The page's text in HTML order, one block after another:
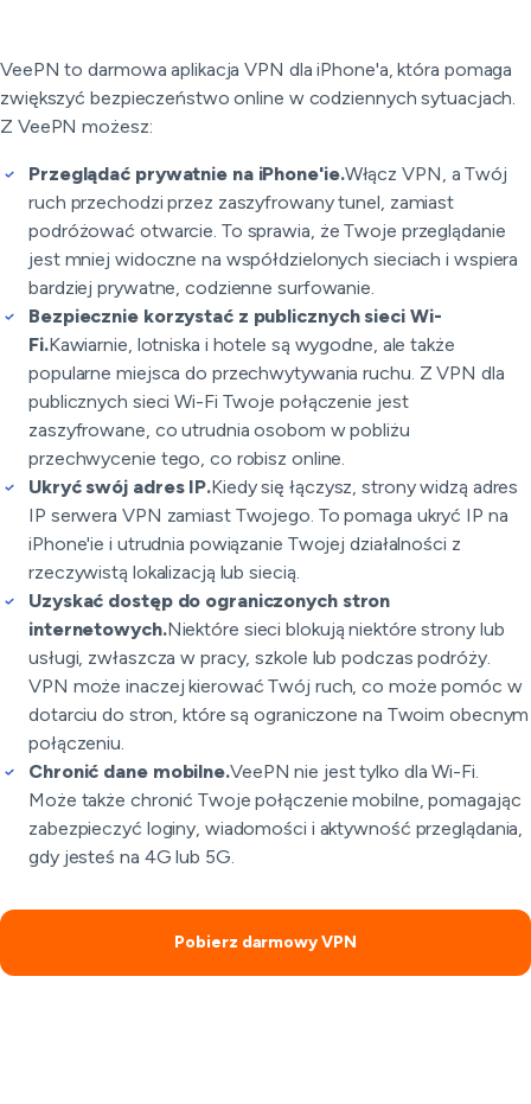
VeePN to darmowa aplikacja VPN dla iPhone'a, która pomaga
zwiększyć bezpieczeństwo online w codziennych sytuacjach.
Z VeePN możesz:
Przeglądać prywatnie na iPhone'ie.Włącz VPN, a Twój
ruch przechodzi przez zaszyfrowany tunel, zamiast
podróżować otwarcie. To sprawia, że Twoje przeglądanie
jest mniej widoczne na współdzielonych sieciach i wspiera
bardziej prywatne, codzienne surfowanie.
Bezpiecznie korzystać z publicznych sieci Wi-
Fi.Kawiarnie, lotniska i hotele są wygodne, ale także
popularne miejsca do przechwytywania ruchu. Z VPN dla
publicznych sieci Wi-Fi Twoje połączenie jest
zaszyfrowane, co utrudnia osobom w pobliżu
przechwycenie tego, co robisz online.
Ukryć swój adres IP.Kiedy się łączysz, strony widzą adres
IP serwera VPN zamiast Twojego. To pomaga ukryć IP na
iPhone'ie i utrudnia powiązanie Twojej działalności z
rzeczywistą lokalizacją lub siecią.
Uzyskać dostęp do ograniczonych stron
internetowych.Niektóre sieci blokują niektóre strony lub
usługi, zwłaszcza w pracy, szkole lub podczas podróży.
VPN może inaczej kierować Twój ruch, co może pomóc w
dotarciu do stron, które są ograniczone na Twoim obecnym
połączeniu.
Chronić dane mobilne.VeePN nie jest tylko dla Wi-Fi.
Może także chronić Twoje połączenie mobilne, pomagając
zabezpieczyć loginy, wiadomości i aktywność przeglądania,
gdy jesteś na 4G lub 5G.
Pobierz darmowy VPN